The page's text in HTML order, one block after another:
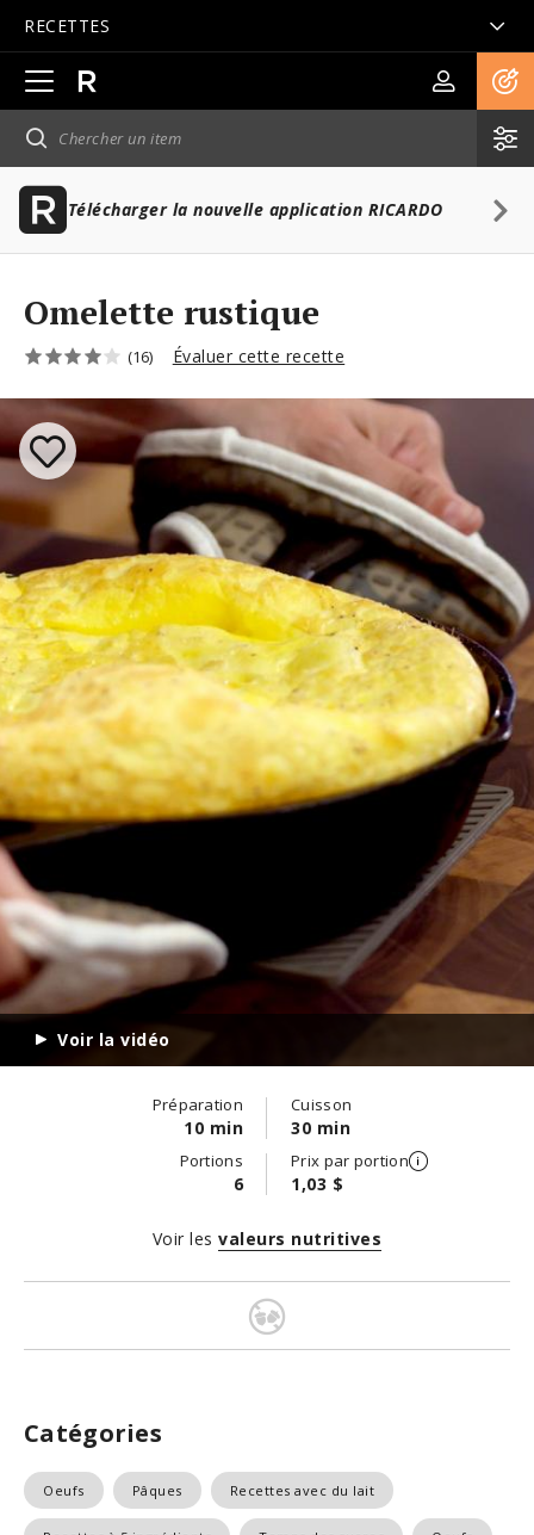
RECETTES
Ouvrir
la
navigation
principale
Télécharger la nouvelle application RICARDO
Voir la vidéo
Omelette rustique
(16) Évaluer cette recette
Préparation
10 min
Cuisson
30 min
Portions
6
Prix par portion
1,03 $
Voir les valeurs nutritives
Catégories
Oeufs Pâques Recettes avec du lait